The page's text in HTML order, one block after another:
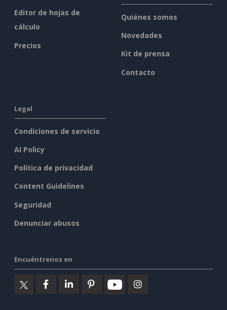
Editor de hojas de
cálculo
Precios
Quiénes somos
Novedades
Kit de prensa
Contacto
Legal
Condiciones de servicio
AI Policy
Política de privacidad
Content Guidelines
Seguridad
Denunciar abusos
Encuéntrenos en